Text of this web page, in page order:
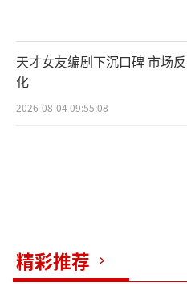
天才女友编剧下沉口碑 市场
化
2026-08-04 09:55:08
精彩推荐